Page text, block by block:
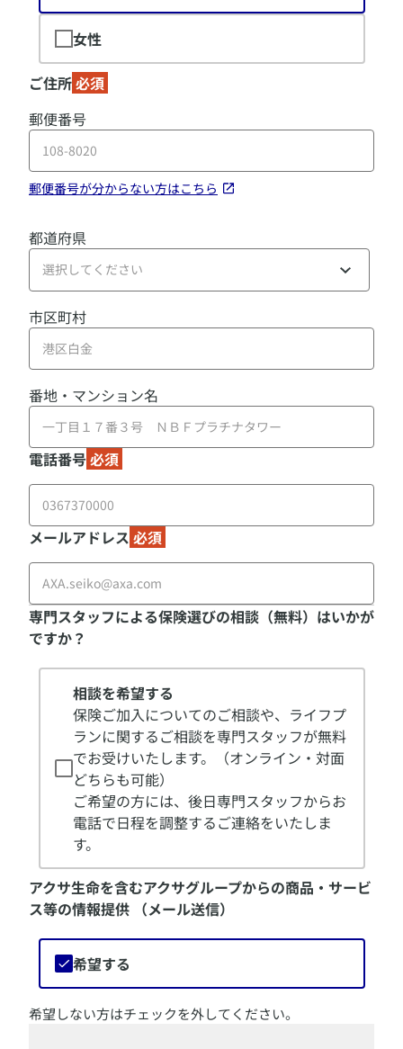
女性
ご住所必須
郵便番号
郵便番号が分からない方はこちら
都道府県
選択してください
市区町村
番地・マンション名
電話番号必須
メールアドレス 必須
専門スタッフによる保険選びの相談（無料）はいかが
ですか？
相談を希望する
保険ご加入についてのご相談や、ライフプ
ランに関するご相談を専門スタッフが無料
でお受けいたします。（オンライン・対面
どちらも可能）
ご希望の方には、後日専門スタッフからお
電話で日程を調整するご連絡をいたしま
す。
アクサ生命を含むアクサグループからの商品・サービ
ス等の情報提供 （メール送信）
希望する
希望しない方はチェックを外してください。